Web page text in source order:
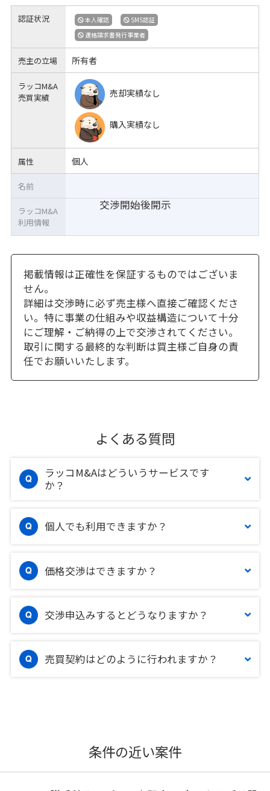
認証状況 本人確認
SMS認証
適格請求書発行事業者
売主の立場 所有者
ラッコM&A
売買実績
売却実績なし
購入実績なし
属性 個人
交渉開始後開示
名前
ラッコM&A
利用情報
掲載情報は正確性を保証するものではございま
せん。
詳細は交渉時に必ず売主様へ直接ご確認くださ
い。特に事業の仕組みや収益構造について十分
にご理解・ご納得の上で交渉されてください。
取引に関する最終的な判断は買主様ご自身の責
任でお願いいたします。
よくある質問
ラッコM&Aはどういうサービスです
か？
個人でも利用できますか？
価格交渉はできますか？
交渉申込みするとどうなりますか？
売買契約はどのように行われますか？
条件の近い案件